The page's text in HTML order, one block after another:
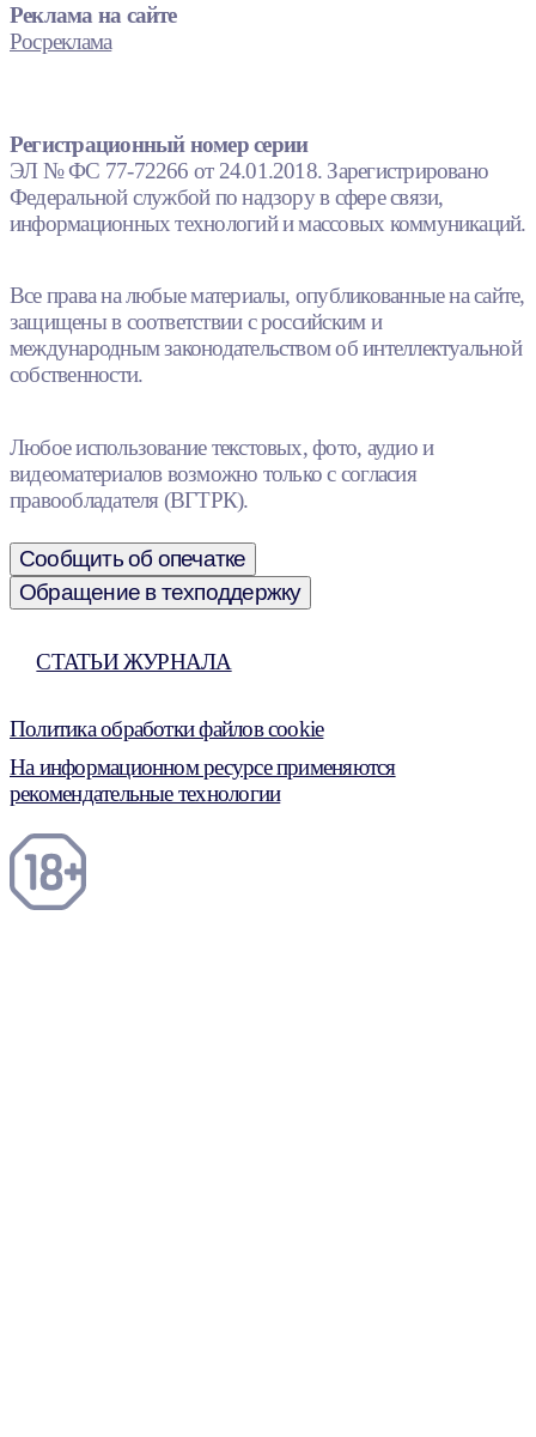
Реклама на сайте
Росреклама
Регистрационный номер серии
ЭЛ № ФС 77-72266 от 24.01.2018. Зарегистрировано
Федеральной службой по надзору в сфере связи,
информационных технологий и массовых коммуникаций.
Все права на любые материалы, опубликованные на сайте,
защищены в соответствии с российским и
международным законодательством об интеллектуальной
собственности.
Любое использование текстовых, фото, аудио и
видеоматериалов возможно только с согласия
правообладателя (ВГТРК).
Сообщить об опечатке
Обращение в техподдержку
СТАТЬИ ЖУРНАЛА
Политика обработки файлов cookie
На информационном ресурсе применяются
рекомендательные технологии